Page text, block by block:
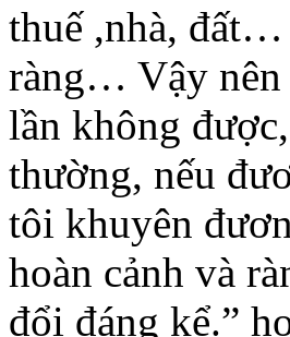
thuế ,nhà, đất…
ràng… Vậy nên
lần không
thường, nếu
tôi khuyên
hoàn cảnh và
đổi đáng kể.”